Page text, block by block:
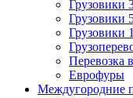
Грузовики
Грузовики
Грузовики
Перевозка
Еврофуры
Междугородние